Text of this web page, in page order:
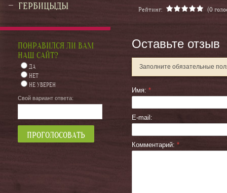
ГЕРБИЦЫДЫ
ПОНРАВИЛСЯ ЛИ ВАМ
НАШ САЙТ?
ДА
НЕТ
НЕ УВЕРЕН
Свой вариант ответа:
Рейтинг: (0
Оставьте отзыв
Заполните обязательные
Имя: *
E-mail:
Комментарий: *